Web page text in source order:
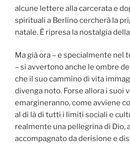
alcune lettere alla carcerata e
spirituali a Berlino cercherà la
natale. È ripresa la nostalgia
Ma già ora – e specialmente nel
– si avvertono anche le ombre
che il suo cammino di vita
divenga noto. Forse allora i suoi
emargineranno, come avviene
al di là di tutti i limiti sociali e
realmente una pellegrina di Dio,
accompagnato da derisione e